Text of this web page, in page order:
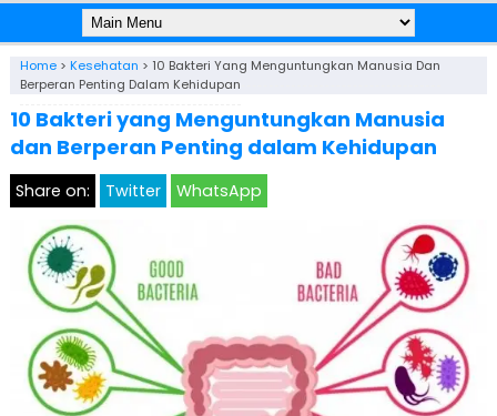
Home> Kesehatan > 10 Bakteri Yang Menguntungkan Manusia Dan
Berperan Penting Dalam Kehidupan
10 Bakteri yang Menguntungkan Manusia
dan Berperan Penting dalam Kehidupan
Share on: Twitter WhatsApp